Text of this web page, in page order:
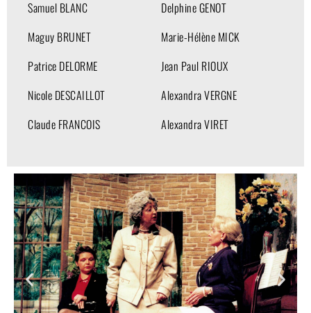
Samuel BLANC
Maguy BRUNET
Patrice DELORME
Nicole DESCAILLOT
Claude FRANCOIS
Delphine GENOT
Marie-Hélène MICK
Jean Paul RIOUX
Alexandra VERGNE
Alexandra VIRET